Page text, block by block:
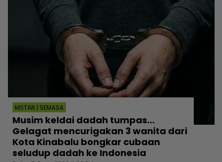
MSTAR | SEMASA
Musim keldai dadah tumpas...
Gelagat mencurigakan 3 wanita dari
Kota Kinabalu bongkar cubaan
seludup dadah ke Indonesia